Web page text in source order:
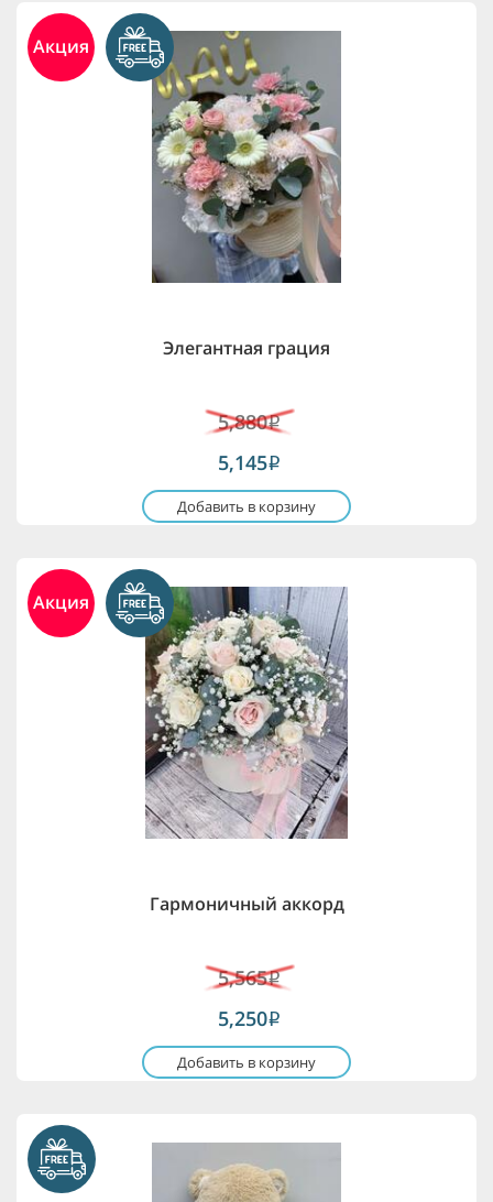
Акция
Элегантная грация
5,880i
5,145i
Добавить в корзину
Акция
Гармоничный аккорд
5,565i
5,250i
Добавить в корзину